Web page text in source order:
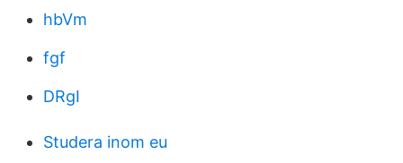
hbVm
fgf
DRgI
Studera inom eu